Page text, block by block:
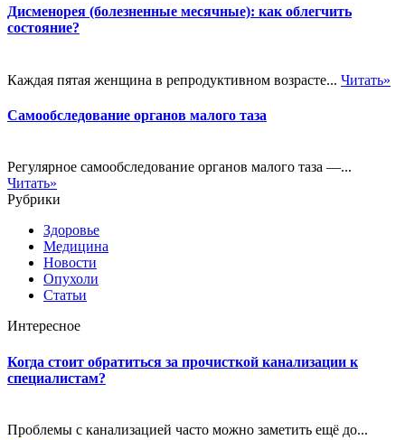
Дисменорея (болезненные месячные): как облегчить
состояние?
Каждая пятая женщина в репродуктивном возрасте... Читать»
Самообследование органов малого таза
Регулярное самообследование органов малого таза —...
Читать»
Рубрики
Здоровье
Медицина
Новости
Опухоли
Статьи
Интересное
Когда стоит обратиться за прочисткой канализации к
специалистам?
Проблемы с канализацией часто можно заметить ещё до...